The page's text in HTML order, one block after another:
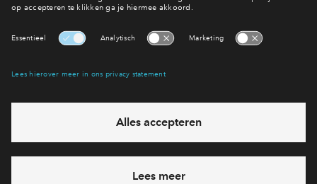
Interesse? Meld je dan snel aan
Hiermee blijf je op de hoogte van het belangrijkste nieuws en
Ja, ik wil mij aanmelden
Heb je een vraag en wil je direct antwoord? Bel ons op